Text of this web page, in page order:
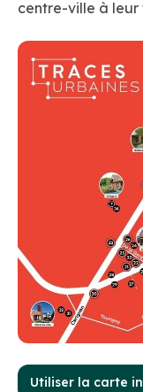
centre-ville à leur
Utiliser la carte